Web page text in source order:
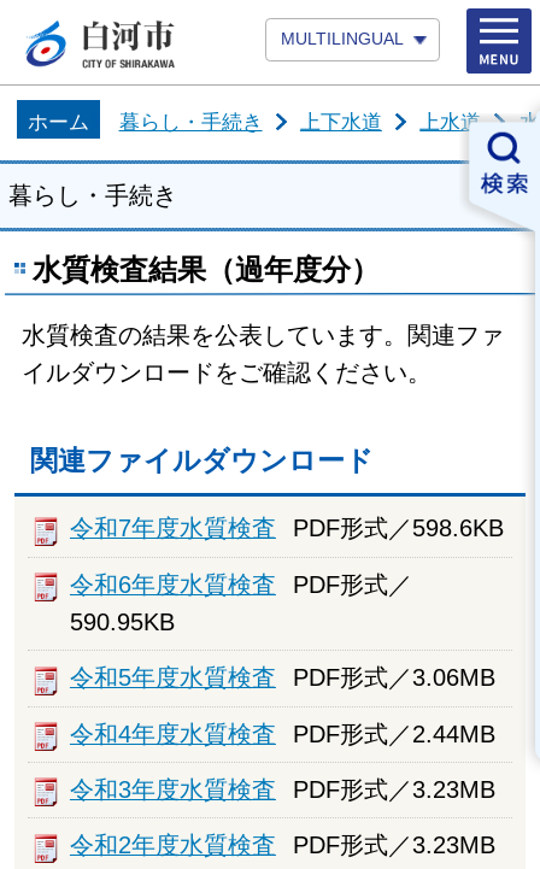
MULTILINGUAL
ホーム 暮らし・手続き 上下水道 上水道
暮らし・手続き
水質検査結果（過年度分）
水質検査の結果を公表しています。関連ファ
イルダウンロードをご確認ください。
関連ファイルダウンロード
令和7年度水質検査 PDF形式／598.6KB
令和6年度水質検査
PDF形式／
590.95KB
令和5年度水質検査 PDF形式／3.06MB
令和4年度水質検査 PDF形式／2.44MB
令和3年度水質検査 PDF形式／3.23MB
令和2年度水質検査 PDF形式／3.23MB